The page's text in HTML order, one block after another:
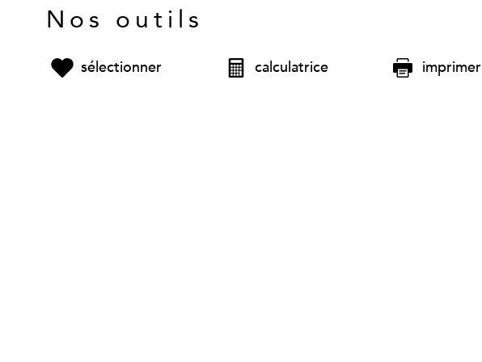
Nos outils
sélectionner calculatrice imprimer